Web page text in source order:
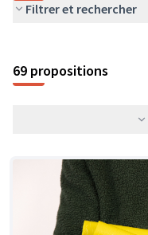
Filtrer et rechercher
69 propositions